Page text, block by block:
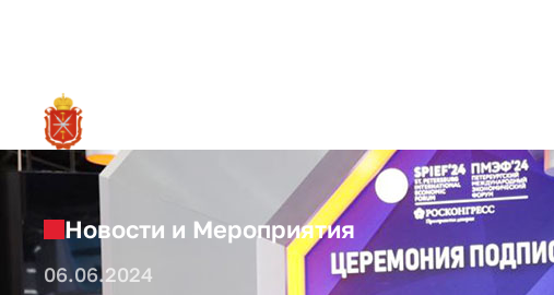
Новости и Мероприятия
06.06.2024